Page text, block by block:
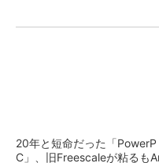
20年と短命だった「PowerP
C」、旧Freescaleが粘るも